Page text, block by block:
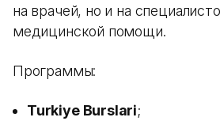
на врачей, но и на
медицинской помощи.
Программы:
Turkiye Burslari;